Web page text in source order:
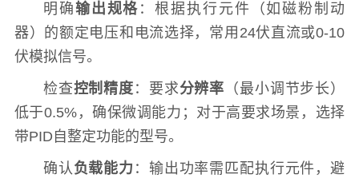
明确输出规格 ：根据执行元件（如磁粉制动
器）的额定电压和电流选择，常用24伏直流或0-10
伏模拟信号。
检查控制精度 ：要求分辨率 （最小调节步长）
低于0.5%，确保微调能力；对于高要求场景，选择
带PID自整定功能的型号。
确认负载能力 ：输出功率需匹配执行元件，避